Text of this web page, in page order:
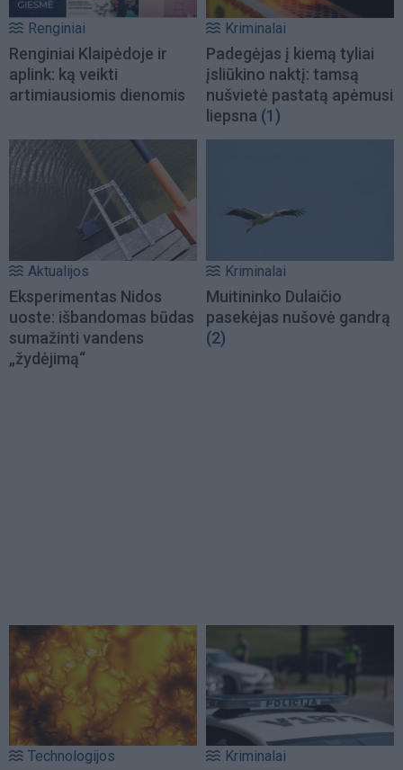
Renginiai
Renginiai Klaipėdoje ir
aplink: ką veikti
artimiausiomis dienomis
Kriminalai
Padegėjas į kiemą tyliai
įsliūkino naktį: tamsą
nušvietė pastatą apėmusi
liepsna (1)
Aktualijos
Eksperimentas Nidos
uoste: išbandomas būdas
sumažinti vandens
„žydėjimą“
Kriminalai
Muitininko Dulaičio
pasekėjas nušovė gandrą
(2)
Technologijos Kriminalai